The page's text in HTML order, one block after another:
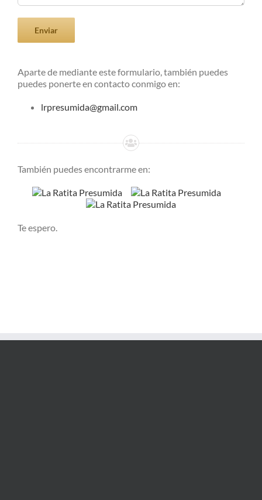
Aparte de mediante este formulario, también puedes
puedes ponerte en contacto conmigo en:
lrpresumida@gmail.com
También puedes encontrarme en:
Te espero.